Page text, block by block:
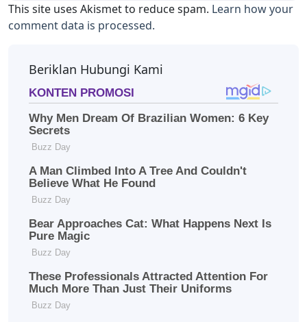
This site uses Akismet to reduce spam. Learn how your
comment data is processed.
Beriklan Hubungi Kami